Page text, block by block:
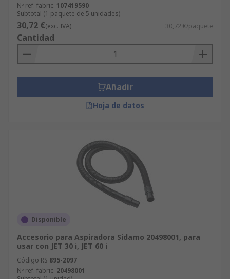
Nº ref. fabric. 107419590
Subtotal (1 paquete de 5 unidades)
30,72 €(exc. IVA) 30,72 €/paquete
Cantidad
Añadir
Hoja de datos
Disponible
Accesorio para Aspiradora Sidamo 20498001, para
usar con JET 30 i, JET 60 i
Código RS 895-2097
Nº ref. fabric. 20498001